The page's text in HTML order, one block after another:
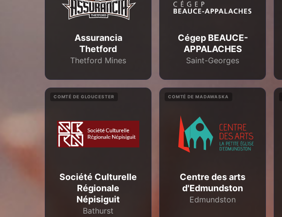
Assurancia
Thetford
Thetford Mines
Cégep BEAUCE-
APPALACHES
Saint-Georges
COMTÉ DE GLOUCESTER
Société Culturelle
Régionale
Népisiguit
Bathurst
COMTÉ DE MADAWASKA
Centre des arts
d'Edmundston
Edmundston